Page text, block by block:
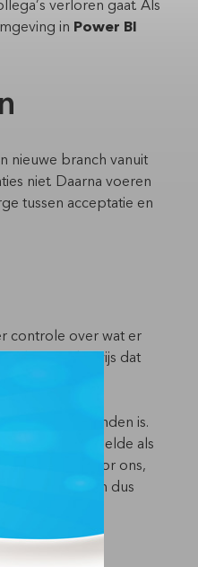
verloren gaat. Als
in Power BI
nieuwe branch vanuit
niet. Daarna voeren
tussen acceptatie en
controle over wat er
Hét bewijs dat
voorhanden is.
Wat eerst voelde als
niet alleen voor ons,
verzetten en dus